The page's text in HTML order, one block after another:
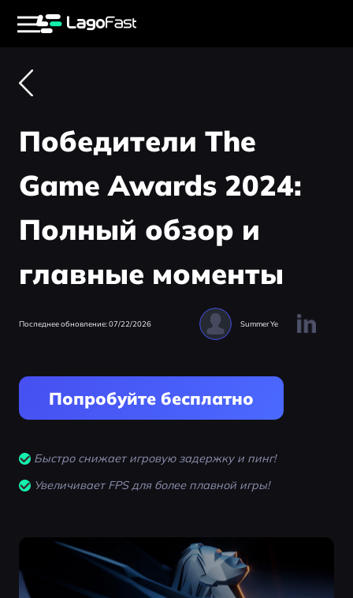
Победители The
Game Awards 2024:
Полный обзор и
главные моменты
Последнее обновление: 07/22/2026 Summer Ye
Попробуйте бесплатно
Быстро снижает игровую задержку и пинг!
Увеличивает FPS для более плавной игры!